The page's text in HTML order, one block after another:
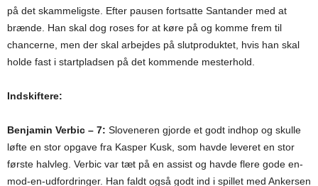
på det skammeligste. Efter pausen fortsatte Santander med at
brænde. Han skal dog roses for at køre på og komme frem til
chancerne, men der skal arbejdes på slutproduktet, hvis han skal
holde fast i startpladsen på det kommende mesterhold.
Indskiftere:
Benjamin Verbic – 7: Sloveneren gjorde et godt indhop og skulle
løfte en stor opgave fra Kasper Kusk, som havde leveret en stor
første halvleg. Verbic var tæt på en assist og havde flere gode en-
mod-en-udfordringer. Han faldt også godt ind i spillet med Ankersen